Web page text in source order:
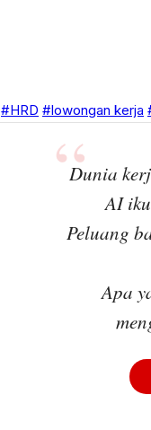
#HRD #lowongan kerja
Dunia
AI
Peluang
Apa